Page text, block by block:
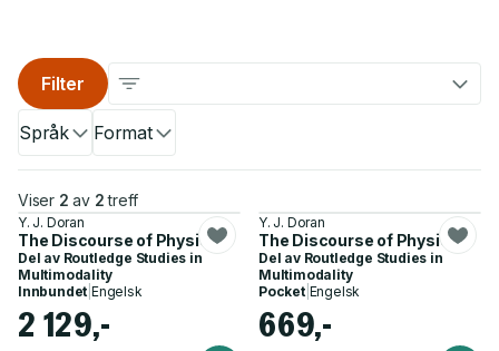
Språk Format
Filter
Viser 2 av 2 treff
Y. J. Doran
The Discourse of Physics
Del av Routledge Studies in
Multimodality
Innbundet |Engelsk
2 129,-
Y. J. Doran
The Discourse of Physics
Del av Routledge Studies in
Multimodality
Pocket| Engelsk
669,-